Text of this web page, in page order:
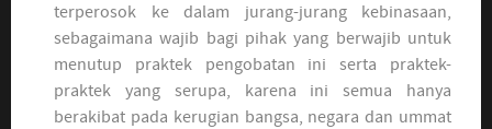
terperosok ke dalam jurang-jurang kebinasaan,
sebagaimana wajib bagi pihak yang berwajib untuk
menutup praktek pengobatan ini serta praktek-
praktek yang serupa, karena ini semua hanya
berakibat pada kerugian bangsa, negara dan ummat